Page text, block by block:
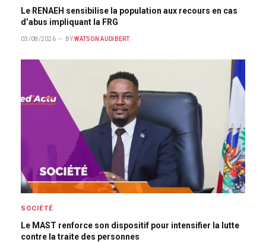
Le RENAEH sensibilise la population aux recours en cas
d’abus impliquant la FRG
03/08/2026 BY WATSON AUDIBERT
SOCIÉTÉ
Le MAST renforce son dispositif pour intensifier la lutte
contre la traite des personnes